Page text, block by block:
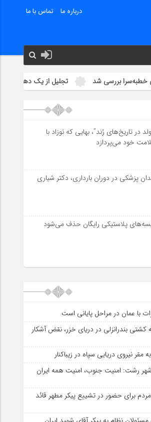
درباره ما تماس با ما
شد تجلیل از یک دهه تلاش فرهنگی نشر
در تاریخ‌های رُند”، بهایی که نوزاد با
خود می‌پردازد
پزشکی در دوران بارداری، دکتر شیاری
پلاستیکی رایگان حذف می‌شود
با عمان در مراحل پایانی است
کشتی بندرانزلی در دریای خزر، نقض آشکار
نیروی دریایی سپاه در زیباکنار
رشت: امنیت جنوب، امنیت همه ایران
برای حضور در تشییع پیکر مطهر قائد